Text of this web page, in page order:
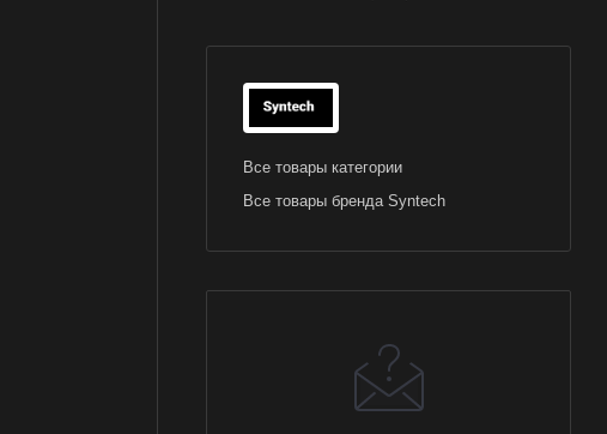
Все товары категории
Все товары бренда Syntech